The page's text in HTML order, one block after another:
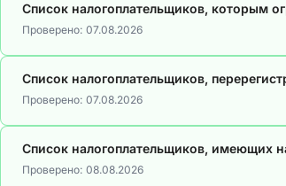
Список налогоплательщиков, которым
Проверено: 07.08.2026
Список налогоплательщиков,
Проверено: 07.08.2026
Список налогоплательщиков, имеющих
Проверено: 08.08.2026